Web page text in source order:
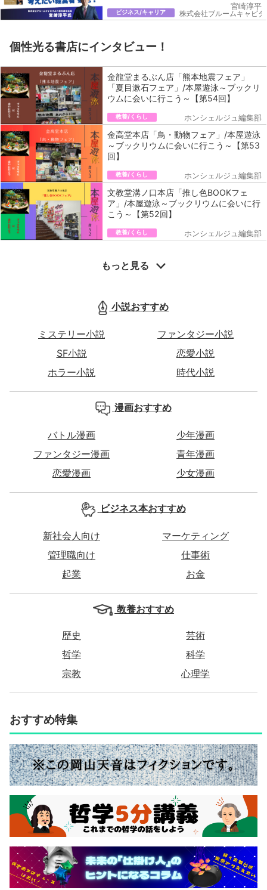
ビジネス/キャリア
宮崎淳平
株式会社ブルームキャピ
個性光る書店にインタビュー！
金龍堂まるぶん店「熊本地震フェア」
「夏目漱石フェア」/本屋遊泳～ブックリ
ウムに会いに行こう～【第54回】
教養/くらし ホンシェルジュ編集部
金高堂本店「鳥・動物フェア」/本屋遊泳
～ブックリウムに会いに行こう～【第53
回】
教養/くらし ホンシェルジュ編集部
文教堂溝ノ口本店「推し色BOOKフェ
ア」/本屋遊泳～ブックリウムに会いに行
こう～【第52回】
教養/くらし ホンシェルジュ編集部
もっと見る
小説おすすめ
ミステリー小説
ファンタジー小説
SF小説
恋愛小説
ホラー小説
時代小説
漫画おすすめ
バトル漫画
少年漫画
ファンタジー漫画
青年漫画
恋愛漫画
少女漫画
ビジネス本おすすめ
新社会人向け
マーケティング
管理職向け
仕事術
起業
お金
教養おすすめ
歴史
芸術
哲学
科学
宗教
心理学
おすすめ特集